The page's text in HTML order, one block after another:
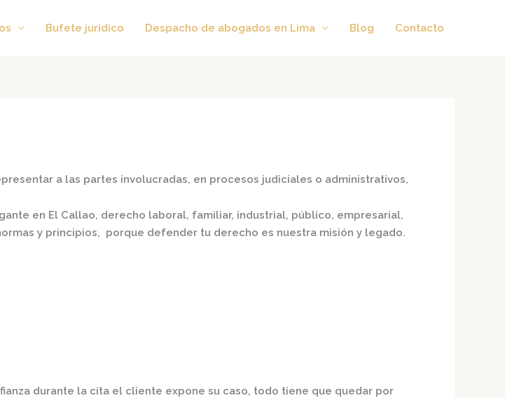
Bufete juridico Despacho de abogados en Lima Blog Contacto
a las partes involucradas, en procesos judiciales o administrativos,
en El Callao, derecho laboral, familiar, industrial, público, empresarial,
y principios, porque defender tu derecho es nuestra misión y legado.
durante la cita el cliente expone su caso, todo tiene que quedar por